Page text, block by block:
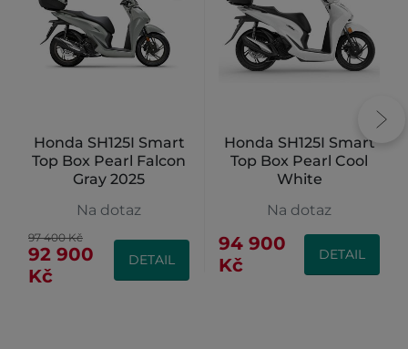
Honda SH125I Smart
Top Box Pearl Falcon
Gray 2025
Na dotaz
97 400 Kč
92 900
Kč
DETAIL
Honda SH125I Smart
Top Box Pearl Cool
White
Na dotaz
94 900
Kč
DETAIL